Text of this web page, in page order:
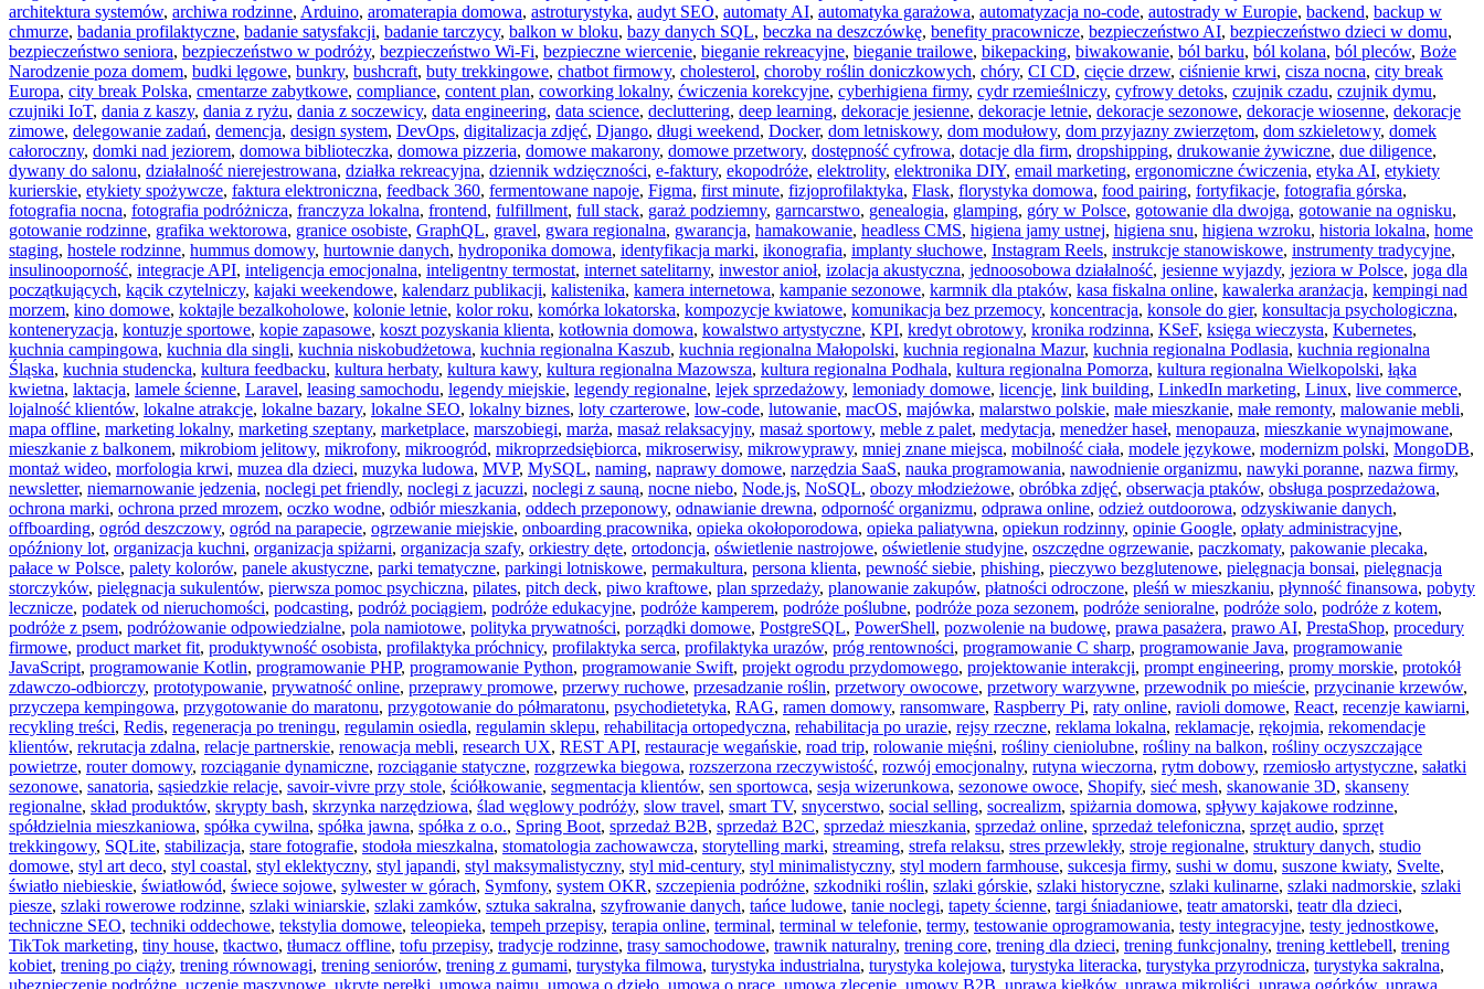
architektura systemów, archiwa rodzinne, Arduino, aromaterapia domowa, astroturystyka, audyt SEO, automaty AI, automatyka garażowa, automatyzacja no-code, autostrady w Europie, backend, backup w
chmurze, badania profilaktyczne, badanie satysfakcji, badanie tarczycy, balkon w bloku, bazy danych SQL, beczka na deszczówkę, benefity pracownicze, bezpieczeństwo AI, bezpieczeństwo dzieci w domu,
bezpieczeństwo seniora, bezpieczeństwo w podróży, bezpieczeństwo Wi-Fi, bezpieczne wiercenie, bieganie rekreacyjne, bieganie trailowe, bikepacking, biwakowanie, ból barku, ból kolana, ból pleców, Boże
Narodzenie poza domem, budki lęgowe, bunkry, bushcraft, buty trekkingowe, chatbot firmowy, cholesterol, choroby roślin doniczkowych, chóry, CI CD, cięcie drzew, ciśnienie krwi, cisza nocna, city break
Europa, city break Polska, cmentarze zabytkowe, compliance, content plan, coworking lokalny, ćwiczenia korekcyjne, cyberhigiena firmy, cydr rzemieślniczy, cyfrowy detoks, czujnik czadu, czujnik dymu,
czujniki IoT, dania z kaszy, dania z ryżu, dania z soczewicy, data engineering, data science, decluttering, deep learning, dekoracje jesienne, dekoracje letnie, dekoracje sezonowe, dekoracje wiosenne, dekoracje
zimowe, delegowanie zadań, demencja, design system, DevOps, digitalizacja zdjęć, Django, długi weekend, Docker, dom letniskowy, dom modułowy, dom przyjazny zwierzętom, dom szkieletowy, domek
całoroczny, domki nad jeziorem, domowa biblioteczka, domowa pizzeria, domowe makarony, domowe przetwory, dostępność cyfrowa, dotacje dla firm, dropshipping, drukowanie żywiczne, due diligence,
dywany do salonu, działalność nierejestrowana, działka rekreacyjna, dziennik wdzięczności, e-faktury, ekopodróże, elektrolity, elektronika DIY, email marketing, ergonomiczne ćwiczenia, etyka AI, etykiety
kurierskie, etykiety spożywcze, faktura elektroniczna, feedback 360, fermentowane napoje, Figma, first minute, fizjoprofilaktyka, Flask, florystyka domowa, food pairing, fortyfikacje, fotografia górska,
fotografia nocna, fotografia podróżnicza, franczyza lokalna, frontend, fulfillment, full stack, garaż podziemny, garncarstwo, genealogia, glamping, góry w Polsce, gotowanie dla dwojga, gotowanie na ognisku,
gotowanie rodzinne, grafika wektorowa, granice osobiste, GraphQL, gravel, gwara regionalna, gwarancja, hamakowanie, headless CMS, higiena jamy ustnej, higiena snu, higiena wzroku, historia lokalna, home
staging, hostele rodzinne, hummus domowy, hurtownie danych, hydroponika domowa, identyfikacja marki, ikonografia, implanty słuchowe, Instagram Reels, instrukcje stanowiskowe, instrumenty tradycyjne,
insulinooporność, integracje API, inteligencja emocjonalna, inteligentny termostat, internet satelitarny, inwestor anioł, izolacja akustyczna, jednoosobowa działalność, jesienne wyjazdy, jeziora w Polsce, joga dla
początkujących, kącik czytelniczy, kajaki weekendowe, kalendarz publikacji, kalistenika, kamera internetowa, kampanie sezonowe, karmnik dla ptaków, kasa fiskalna online, kawalerka aranżacja, kempingi nad
morzem, kino domowe, koktajle bezalkoholowe, kolonie letnie, kolor roku, komórka lokatorska, kompozycje kwiatowe, komunikacja bez przemocy, koncentracja, konsole do gier, konsultacja psychologiczna,
konteneryzacja, kontuzje sportowe, kopie zapasowe, koszt pozyskania klienta, kotłownia domowa, kowalstwo artystyczne, KPI, kredyt obrotowy, kronika rodzinna, KSeF, księga wieczysta, Kubernetes,
kuchnia campingowa, kuchnia dla singli, kuchnia niskobudżetowa, kuchnia regionalna Kaszub, kuchnia regionalna Małopolski, kuchnia regionalna Mazur, kuchnia regionalna Podlasia, kuchnia regionalna
Śląska, kuchnia studencka, kultura feedbacku, kultura herbaty, kultura kawy, kultura regionalna Mazowsza, kultura regionalna Podhala, kultura regionalna Pomorza, kultura regionalna Wielkopolski, łąka
kwietna, laktacja, lamele ścienne, Laravel, leasing samochodu, legendy miejskie, legendy regionalne, lejek sprzedażowy, lemoniady domowe, licencje, link building, LinkedIn marketing, Linux, live commerce,
lojalność klientów, lokalne atrakcje, lokalne bazary, lokalne SEO, lokalny biznes, loty czarterowe, low-code, lutowanie, macOS, majówka, malarstwo polskie, małe mieszkanie, małe remonty, malowanie mebli,
mapa offline, marketing lokalny, marketing szeptany, marketplace, marszobiegi, marża, masaż relaksacyjny, masaż sportowy, meble z palet, medytacja, menedżer haseł, menopauza, mieszkanie wynajmowane,
mieszkanie z balkonem, mikrobiom jelitowy, mikrofony, mikroogród, mikroprzedsiębiorca, mikroserwisy, mikrowyprawy, mniej znane miejsca, mobilność ciała, modele językowe, modernizm polski, MongoDB,
montaż wideo, morfologia krwi, muzea dla dzieci, muzyka ludowa, MVP, MySQL, naming, naprawy domowe, narzędzia SaaS, nauka programowania, nawodnienie organizmu, nawyki poranne, nazwa firmy,
newsletter, niemarnowanie jedzenia, noclegi pet friendly, noclegi z jacuzzi, noclegi z sauną, nocne niebo, Node.js, NoSQL, obozy młodzieżowe, obróbka zdjęć, obserwacja ptaków, obsługa posprzedażowa,
ochrona marki, ochrona przed mrozem, oczko wodne, odbiór mieszkania, oddech przeponowy, odnawianie drewna, odporność organizmu, odprawa online, odzież outdoorowa, odzyskiwanie danych,
offboarding, ogród deszczowy, ogród na parapecie, ogrzewanie miejskie, onboarding pracownika, opieka okołoporodowa, opieka paliatywna, opiekun rodzinny, opinie Google, opłaty administracyjne,
opóźniony lot, organizacja kuchni, organizacja spiżarni, organizacja szafy, orkiestry dęte, ortodoncja, oświetlenie nastrojowe, oświetlenie studyjne, oszczędne ogrzewanie, paczkomaty, pakowanie plecaka,
pałace w Polsce, palety kolorów, panele akustyczne, parki tematyczne, parkingi lotniskowe, permakultura, persona klienta, pewność siebie, phishing, pieczywo bezglutenowe, pielęgnacja bonsai, pielęgnacja
storczyków, pielęgnacja sukulentów, pierwsza pomoc psychiczna, pilates, pitch deck, piwo kraftowe, plan sprzedaży, planowanie zakupów, płatności odroczone, pleśń w mieszkaniu, płynność finansowa, pobyty
lecznicze, podatek od nieruchomości, podcasting, podróż pociągiem, podróże edukacyjne, podróże kamperem, podróże poślubne, podróże poza sezonem, podróże senioralne, podróże solo, podróże z kotem,
podróże z psem, podróżowanie odpowiedzialne, pola namiotowe, polityka prywatności, porządki domowe, PostgreSQL, PowerShell, pozwolenie na budowę, prawa pasażera, prawo AI, PrestaShop, procedury
firmowe, product market fit, produktywność osobista, profilaktyka próchnicy, profilaktyka serca, profilaktyka urazów, próg rentowności, programowanie C sharp, programowanie Java, programowanie
JavaScript, programowanie Kotlin, programowanie PHP, programowanie Python, programowanie Swift, projekt ogrodu przydomowego, projektowanie interakcji, prompt engineering, promy morskie, protokół
zdawczo-odbiorczy, prototypowanie, prywatność online, przeprawy promowe, przerwy ruchowe, przesadzanie roślin, przetwory owocowe, przetwory warzywne, przewodnik po mieście, przycinanie krzewów,
przyczepa kempingowa, przygotowanie do maratonu, przygotowanie do półmaratonu, psychodietetyka, RAG, ramen domowy, ransomware, Raspberry Pi, raty online, ravioli domowe, React, recenzje kawiarni,
recykling treści, Redis, regeneracja po treningu, regulamin osiedla, regulamin sklepu, rehabilitacja ortopedyczna, rehabilitacja po urazie, rejsy rzeczne, reklama lokalna, reklamacje, rękojmia, rekomendacje
klientów, rekrutacja zdalna, relacje partnerskie, renowacja mebli, research UX, REST API, restauracje wegańskie, road trip, rolowanie mięśni, rośliny cieniolubne, rośliny na balkon, rośliny oczyszczające
powietrze, router domowy, rozciąganie dynamiczne, rozciąganie statyczne, rozgrzewka biegowa, rozszerzona rzeczywistość, rozwój emocjonalny, rutyna wieczorna, rytm dobowy, rzemiosło artystyczne, sałatki
sezonowe, sanatoria, sąsiedzkie relacje, savoir-vivre przy stole, ściółkowanie, segmentacja klientów, sen sportowca, sesja wizerunkowa, sezonowe owoce, Shopify, sieć mesh, skanowanie 3D, skanseny
regionalne, skład produktów, skrypty bash, skrzynka narzędziowa, ślad węglowy podróży, slow travel, smart TV, snycerstwo, social selling, socrealizm, spiżarnia domowa, spływy kajakowe rodzinne,
spółdzielnia mieszkaniowa, spółka cywilna, spółka jawna, spółka z o.o., Spring Boot, sprzedaż B2B, sprzedaż B2C, sprzedaż mieszkania, sprzedaż online, sprzedaż telefoniczna, sprzęt audio, sprzęt
trekkingowy, SQLite, stabilizacja, stare fotografie, stodoła mieszkalna, stomatologia zachowawcza, storytelling marki, streaming, strefa relaksu, stres przewlekły, stroje regionalne, struktury danych, studio
domowe, styl art deco, styl coastal, styl eklektyczny, styl japandi, styl maksymalistyczny, styl mid-century, styl minimalistyczny, styl modern farmhouse, sukcesja firmy, sushi w domu, suszone kwiaty, Svelte,
światło niebieskie, światłowód, świece sojowe, sylwester w górach, Symfony, system OKR, szczepienia podróżne, szkodniki roślin, szlaki górskie, szlaki historyczne, szlaki kulinarne, szlaki nadmorskie, szlaki
piesze, szlaki rowerowe rodzinne, szlaki winiarskie, szlaki zamków, sztuka sakralna, szyfrowanie danych, tańce ludowe, tanie noclegi, tapety ścienne, targi śniadaniowe, teatr amatorski, teatr dla dzieci,
techniczne SEO, techniki oddechowe, tekstylia domowe, teleopieka, tempeh przepisy, terapia online, terminal, terminal w telefonie, termy, testowanie oprogramowania, testy integracyjne, testy jednostkowe,
TikTok marketing, tiny house, tkactwo, tłumacz offline, tofu przepisy, tradycje rodzinne, trasy samochodowe, trawnik naturalny, trening core, trening dla dzieci, trening funkcjonalny, trening kettlebell, trening
kobiet, trening po ciąży, trening równowagi, trening seniorów, trening z gumami, turystyka filmowa, turystyka industrialna, turystyka kolejowa, turystyka literacka, turystyka przyrodnicza, turystyka sakralna,
ubezpieczenie podróżne uczenie maszynowe ukryte perełki umowa najmu umowa o dzieło umowa o pracę umowa zlecenie umowy B2B uprawa kiełków, uprawa mikroliści uprawa ogórków, uprawa